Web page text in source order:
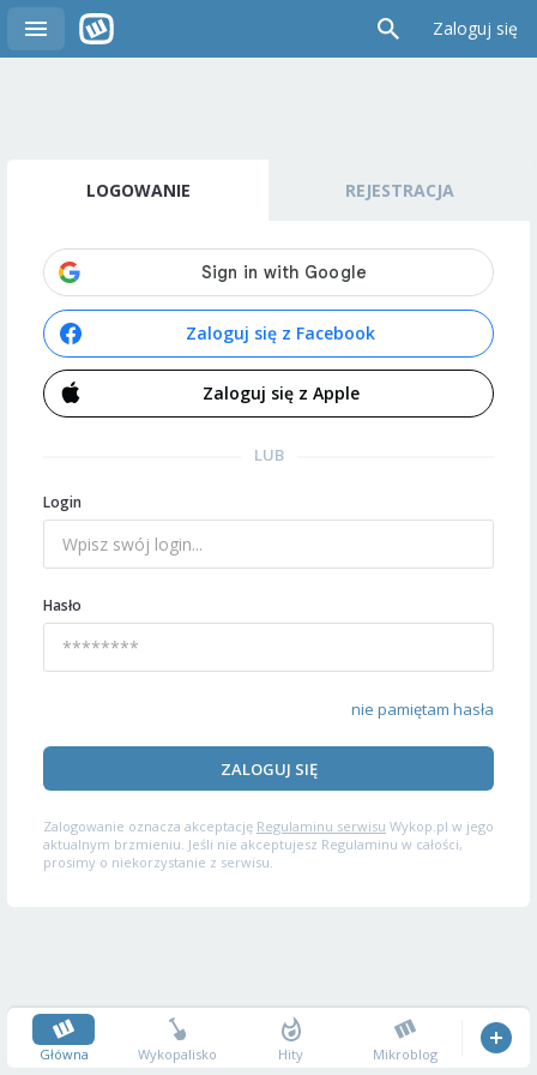
Zaloguj się
LOGOWANIE REJESTRACJA
Zaloguj się z Facebook
Zaloguj się z Apple
LUB
Login
Hasło
nie pamiętam hasła
ZALOGUJ SIĘ
Zalogowanie oznacza akceptację Regulaminu serwisu Wykop.pl w jego
aktualnym brzmieniu. Jeśli nie akceptujesz Regulaminu w całości,
prosimy o niekorzystanie z serwisu.
Główna Wykopalisko Hity Mikroblog